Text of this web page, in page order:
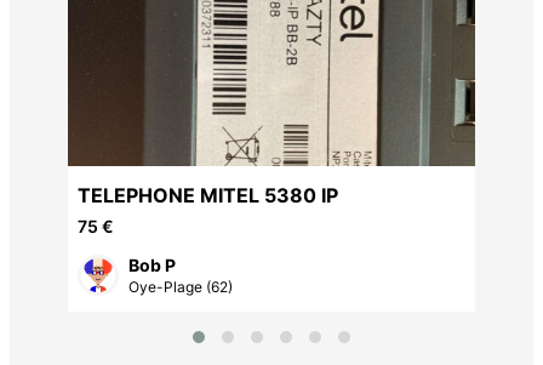
TELEPHONE MITEL 5380 IP
75 €
Bob P
Oye-Plage (62)